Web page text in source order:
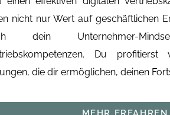
nicht nur Wert auf geschäftlichen
dein Unternehmer-
Du profitierst
die dir ermöglichen, deinen